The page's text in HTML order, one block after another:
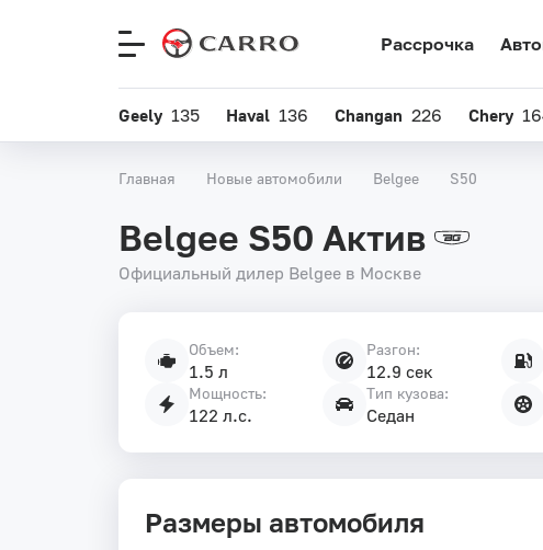
Рассрочка
Geely 135 Haval 136 Changan 226 Chery
Главная Новые автомобили Belgee S50
Belgee S50 Актив
Официальный дилер Belgee в Москве
Объем:
1.5 л
Разгон:
12.9 сек
Мощность:
122 л.с.
Тип кузова:
Седан
Размеры автомобиля